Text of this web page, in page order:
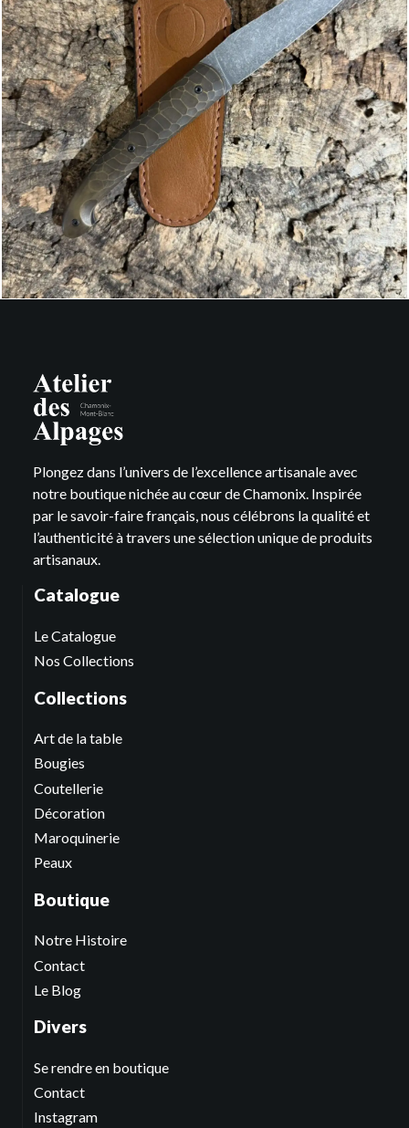
Plongez dans l’univers de l’excellence artisanale avec
notre boutique nichée au cœur de Chamonix. Inspirée
par le savoir-faire français, nous célébrons la qualité et
l’authenticité à travers une sélection unique de produits
artisanaux.
Catalogue
Le Catalogue
Nos Collections
Collections
Art de la table
Bougies
Coutellerie
Décoration
Maroquinerie
Peaux
Boutique
Notre Histoire
Contact
Le Blog
Divers
Se rendre en boutique
Contact
Instagram